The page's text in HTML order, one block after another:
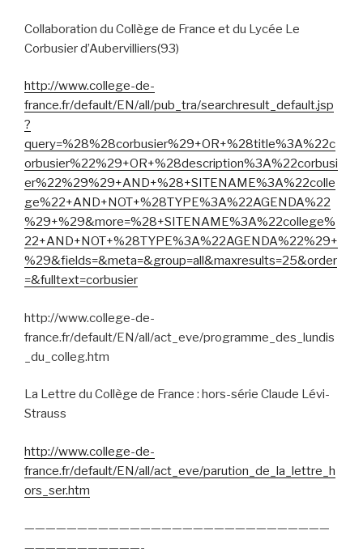
Collaboration du Collège de France et du Lycée Le
Corbusier d’Aubervilliers(93)
http://www.college-de-
france.fr/default/EN/all/pub_tra/searchresult_default.jsp
?
query=%28%28corbusier%29+OR+%28title%3A%22c
orbusier%22%29+OR+%28description%3A%22corbusi
er%22%29%29+AND+%28+SITENAME%3A%22colle
ge%22+AND+NOT+%28TYPE%3A%22AGENDA%22
%29+%29&more=%28+SITENAME%3A%22college%
22+AND+NOT+%28TYPE%3A%22AGENDA%22%29+
%29&fields=&meta=&group=all&maxresults=25&order
=&fulltext=corbusier
http://www.college-de-
france.fr/default/EN/all/act_eve/programme_des_lundis
_du_colleg.htm
La Lettre du Collège de France : hors-série Claude Lévi-
Strauss
http://www.college-de-
france.fr/default/EN/all/act_eve/parution_de_la_lettre_h
ors_ser.htm
—————————————————————————————
———————————-